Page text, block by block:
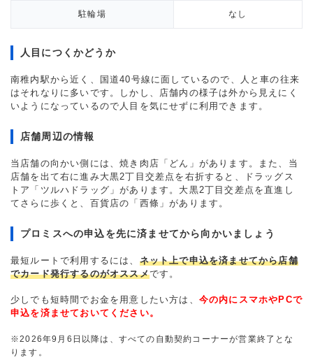
駐輪場 なし
人目につくかどうか
南稚内駅から近く、国道40号線に面しているので、人と車の往来
はそれなりに多いです。しかし、店舗内の様子は外から見えにく
いようになっているので人目を気にせずに利用できます。
店舗周辺の情報
当店舗の向かい側には、焼き肉店「どん」があります。また、当
店舗を出て右に進み大黒2丁目交差点を右折すると、ドラッグス
トア「ツルハドラッグ」があります。大黒2丁目交差点を直進し
てさらに歩くと、百貨店の「西條」があります。
プロミスへの申込を先に済ませてから向かいましょう
最短ルートで利用するには、 ネット上で申込を済ませてから店舗
でカード発行するのがオススメです。
少しでも短時間でお金を用意したい方は、 今の内にスマホやPCで
申込を済ませておいてください。
※2026年9月6日以降は、すべての自動契約コーナーが営業終了とな
ります。